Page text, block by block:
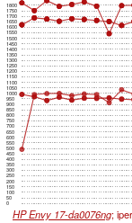
0
50
100
150
200
250
300
350
400
450
500
550
600
650
700
750
800
850
900
950
1000
1050
1100
1150
1200
1250
1300
1350
1400
1450
1500
1550
1600
1650
1700
1750
1800
HP Envy 17-da0076ng;